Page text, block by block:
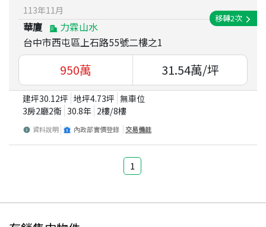
113年11月
華廈
力霖山水
台中市西屯區上石路55號二樓之1
移轉2次
950萬 31.54萬/坪
建坪30.12坪 地坪4.73坪 無車位
3房2廳2衛 30.8年 2樓/8樓
資料說明 內政部實價登錄 交易備註
1